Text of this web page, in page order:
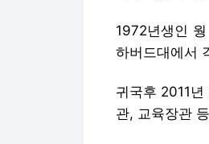
1972년생인
하버드대에서
귀국후 2011
관, 교육장관